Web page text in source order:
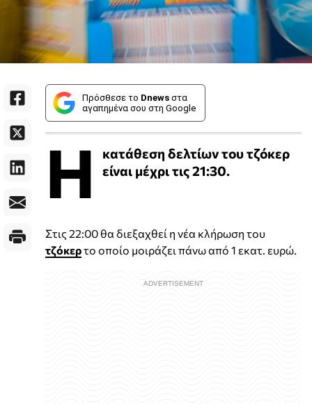
Πρόσθεσε το Dnews στα
αγαπημένα σου στη Google
Η
κατάθεση δελτίων του τζόκερ
είναι μέχρι τις 21:30.
Στις 22:00 θα διεξαχθεί η νέα κλήρωση του
τζόκερτο οποίο μοιράζει πάνω από 1 εκατ. ευρώ.